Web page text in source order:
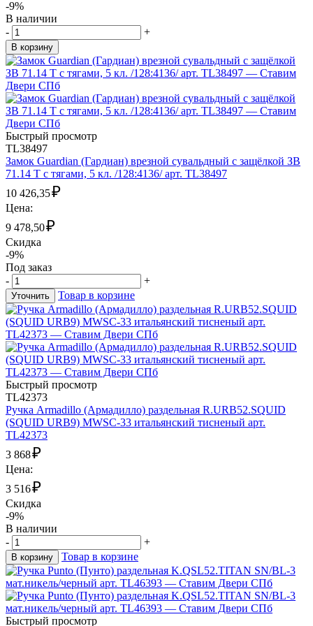
-9%
В наличии
-
+
В корзину
Быстрый просмотр
TL38497
Замок Guardian (Гардиан) врезной сувальдный с защёлкой ЗВ
71.14 Т с тягами, 5 кл. /128:4136/ арт. TL38497
10 426,35₽
Цена:
9 478,50₽
Скидка
-9%
Под заказ
-
+
Уточнить Товар в корзине
Быстрый просмотр
TL42373
Ручка Armadillo (Армадилло) раздельная R.URB52.SQUID
(SQUID URB9) MWSC-33 итальянский тисненый арт.
TL42373
3 868₽
Цена:
3 516₽
Скидка
-9%
В наличии
-
+
В корзину Товар в корзине
Быстрый просмотр